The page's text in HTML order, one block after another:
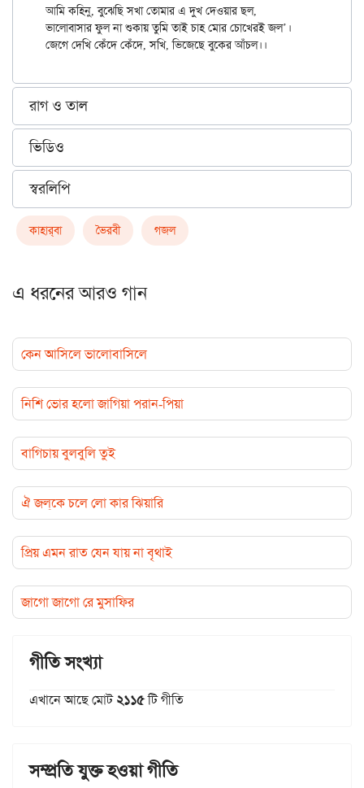
আমি কহিনু, বুঝেছি সখা তোমার এ দুখ দেওয়ার ছল,
ভালোবাসার ফুল না শুকায় তুমি তাই চাহ মোর চোখেরই জল’।
রাগ ও তাল
ভিডিও
স্বরলিপি
কাহার্‌বা ভৈরবী গজল
এ ধরনের আরও গান
কেন আসিলে ভালোবাসিলে
নিশি ভোর হলো জাগিয়া পরান-পিয়া
বাগিচায় বুলবুলি তুই
ঐ জল্‌কে চলে লো কার ঝিয়ারি
প্রিয় এমন রাত যেন যায় না বৃথাই
জাগো জাগো রে মুসাফির
গীতি সংখ্যা
এখানে আছে মোট২১১৫টি গীতি
সম্প্রতি যুক্ত হওয়া গীতি